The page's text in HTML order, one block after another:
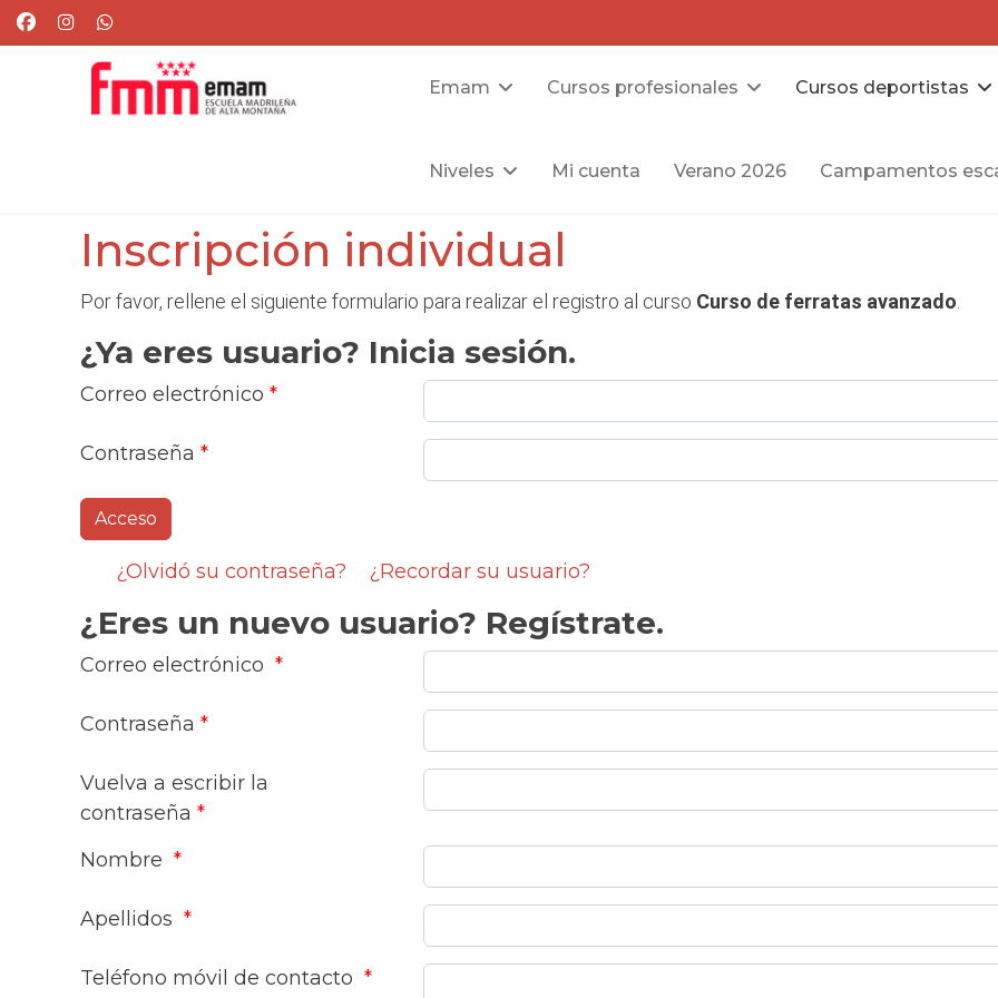
Emam Cursos profesionales Cursos deportistas
Niveles Mi cuenta Verano 2026 Campamentos
Inscripción individual
Por favor, rellene el siguiente formulario para realizar el registro al curso Curso de ferratas avanzado
¿Ya eres usuario? Inicia sesión.
Correo electrónico *
Contraseña *
¿Olvidó su contraseña? ¿Recordar su usuario?
¿Eres un nuevo usuario? Regístrate.
Correo electrónico *
Contraseña *
Vuelva a escribir la
contraseña *
Nombre *
Apellidos *
Teléfono móvil de contacto *